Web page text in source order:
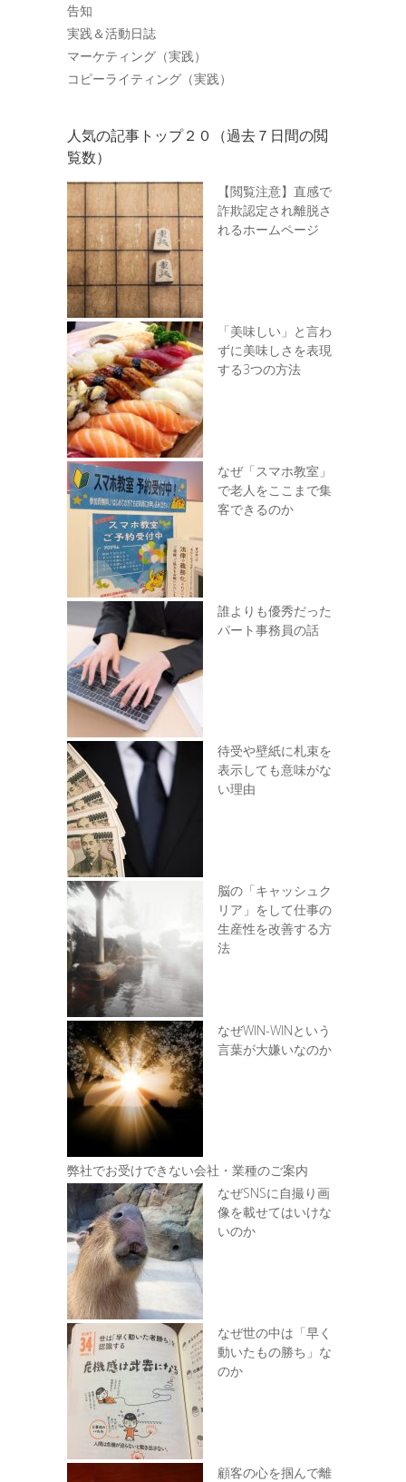
告知
実践＆活動日誌
マーケティング（実践）
コピーライティング（実践）
人気の記事トップ２０（過去７日間の閲
覧数）
【閲覧注意】直感で
詐欺認定され離脱さ
れるホームページ
「美味しい」と言わ
ずに美味しさを表現
する3つの方法
なぜ「スマホ教室」
で老人をここまで集
客できるのか
誰よりも優秀だった
パート事務員の話
待受や壁紙に札束を
表示しても意味がな
い理由
脳の「キャッシュク
リア」をして仕事の
生産性を改善する方
法
なぜWIN-WINという
言葉が大嫌いなのか
弊社でお受けできない会社・業種のご案内
なぜSNSに自撮り画
像を載せてはいけな
いのか
なぜ世の中は「早く
動いたもの勝ち」な
のか
顧客の心を掴んで離